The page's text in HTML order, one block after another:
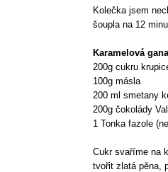
Kolečka jsem
šoupla na 12
Karamelová
200g cukru
100g másla
200 ml smetany
200g čokolády
1 Tonka fazole
Cukr svaříme na
tvořit zlatá pěna,